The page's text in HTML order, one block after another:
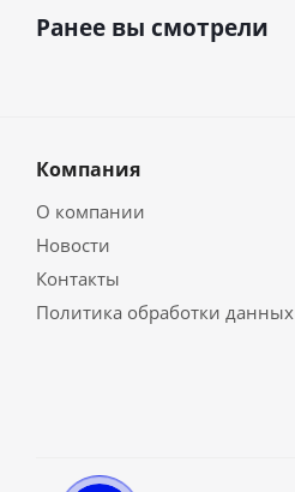
Ранее вы смотрели
Компания
О компании
Новости
Контакты
Политика обработки данных